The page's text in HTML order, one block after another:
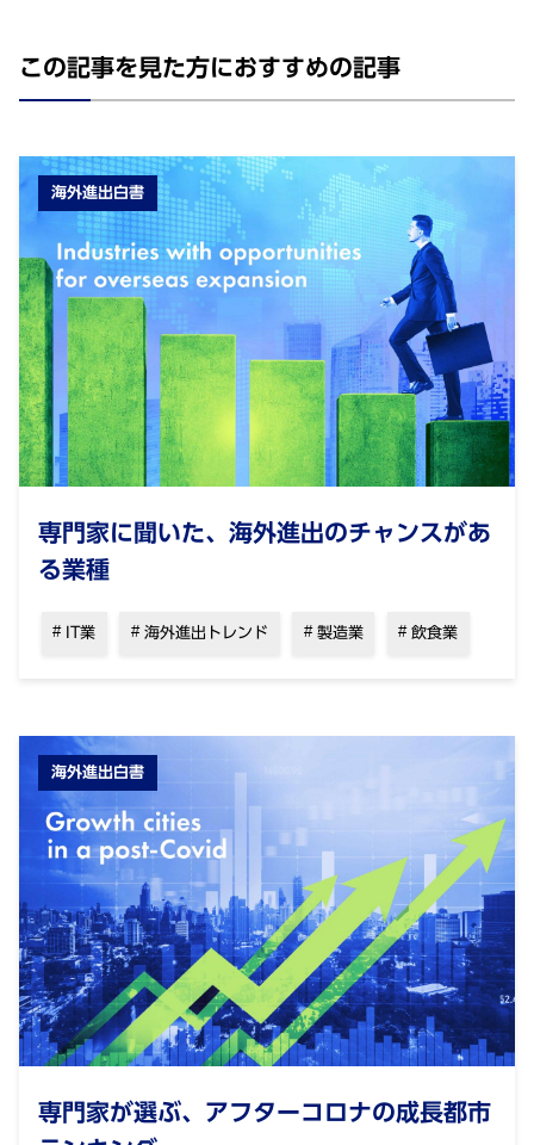
この記事を⾒た⽅におすすめの記事
海外進出白書
専⾨家に聞いた、海外進出のチャンスがあ
る業種
IT業 海外進出トレンド 製造業 飲食業
海外進出白書
専門家が選ぶ、アフターコロナの成長都市